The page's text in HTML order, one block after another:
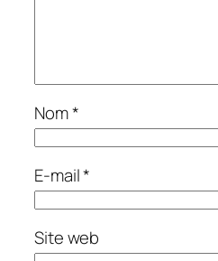
Nom*
E-mail*
Site web